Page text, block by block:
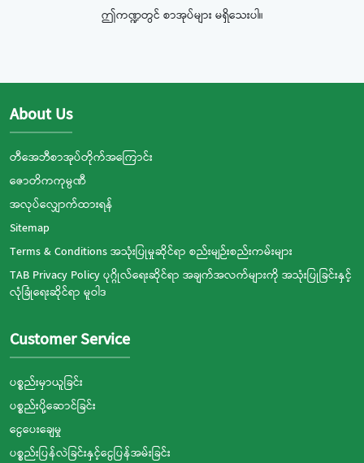
ဤကဏ္ဍတွင် စာအုပ်များ မရှိသေးပါ။
About Us
တီအေဘီစာအုပ်တိုက်အကြောင်း
ဇောတိကကုမ္ပဏီ
အလုပ်လျှောက်ထားရန်
Sitemap
Terms & Conditions အသုံးပြုမှုဆိုင်ရာ စည်းမျဉ်းစည်းကမ်းများ
TAB Privacy Policy ပုဂ္ဂိုလ်ရေးဆိုင်ရာ အချက်အလက်များကို အသုံးပြုခြင်းနှင့်
လုံခြုံရေးဆိုင်ရာ မူဝါဒ
Customer Service
ပစ္စည်းမှာယူခြင်း
ပစ္စည်းပို့ဆောင်ခြင်း
ငွေပေးချေမှု
ပစ္စည်းပြန်လဲခြင်းနှင့်ငွေပြန်အမ်းခြင်း